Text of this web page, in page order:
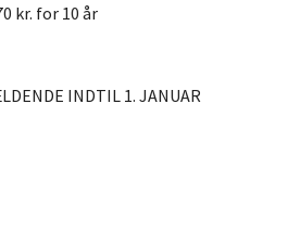
kr. for 10 år
INDTIL 1. JANUAR